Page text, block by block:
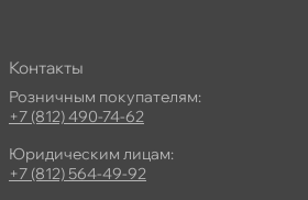
Контакты
Розничным покупателям:
+7 (812) 490-74-62
Юридическим лицам:
+7 (812) 564-49-92